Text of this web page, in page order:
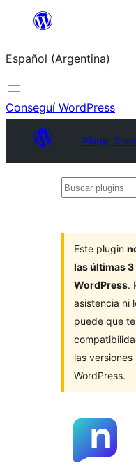
Saltar
contenido
Español (Argentina)
Conseguí WordPress
Plugin
Buscar
Este plugin
las últimas
WordPress.
asistencia ni
puede que
las
WordPress.